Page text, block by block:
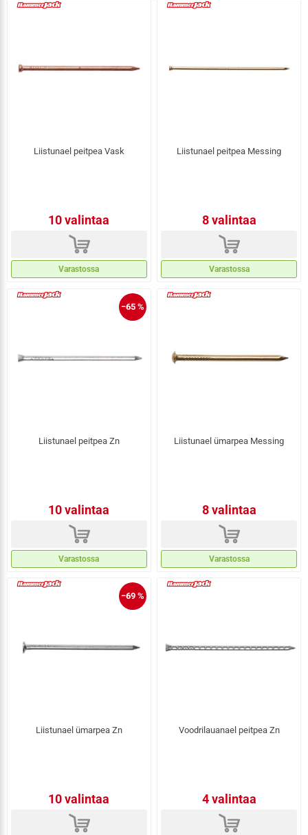
Liistunael peitpea Vask
10 valintaa
d
Varastossa
Liistunael peitpea Messing
8 valintaa
d
Varastossa
−65 %
Liistunael peitpea Zn
10 valintaa
d
Varastossa
Liistunael ümarpea Messing
8 valintaa
d
Varastossa
−69 %
Liistunael ümarpea Zn
10 valintaa
d
Voodrilauanael peitpea Zn
4 valintaa
d